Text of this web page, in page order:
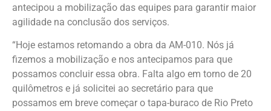
antecipou a mobilização das equipes para garantir maior
agilidade na conclusão dos serviços.
“Hoje estamos retomando a obra da AM-010. Nós já
fizemos a mobilização e nos antecipamos para que
possamos concluir essa obra. Falta algo em torno de 20
quilômetros e já solicitei ao secretário para que
possamos em breve começar o tapa-buraco de Rio Preto